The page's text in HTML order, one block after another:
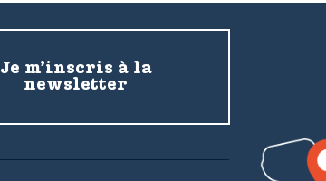
Je m’inscris à la
newsletter